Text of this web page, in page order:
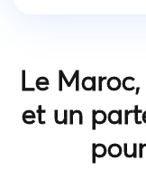
Le
et un